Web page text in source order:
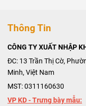
Thông Tin
CÔNG TY XUẤT NHẬP
ĐC: 13 Trần Thị Cờ,
Minh, Việt Nam
MST: 0311160630
VP KD - Trưng bày mẫu: